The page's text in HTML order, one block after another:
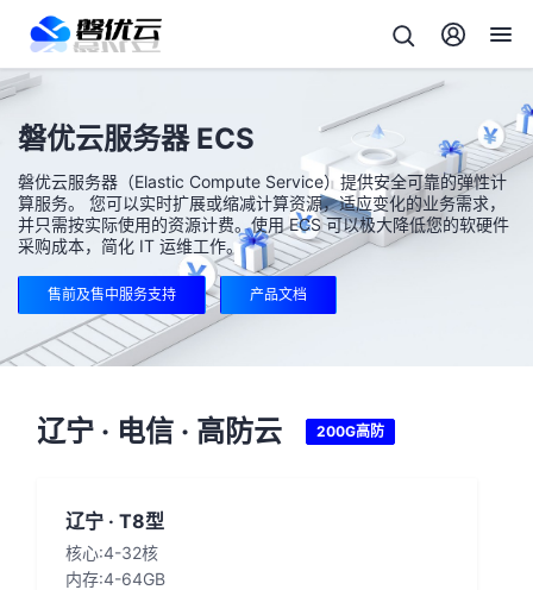
磐优云服务器 ECS
磐优云服务器（Elastic Compute Service）提供安全可靠的弹性计
算服务。 您可以实时扩展或缩减计算资源，适应变化的业务需求，
并只需按实际使用的资源计费。使用 ECS 可以极大降低您的软硬件
采购成本，简化 IT 运维工作。
售前及售中服务支持 产品文档
辽宁 · 电信 · 高防云 200G高防
辽宁 · T8型
核心:4-32核
内存:4-64GB